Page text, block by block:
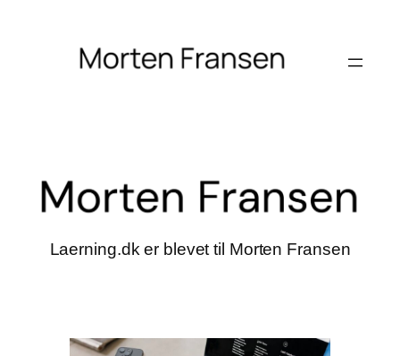
Laerning.dk er blevet til Morten Fransen